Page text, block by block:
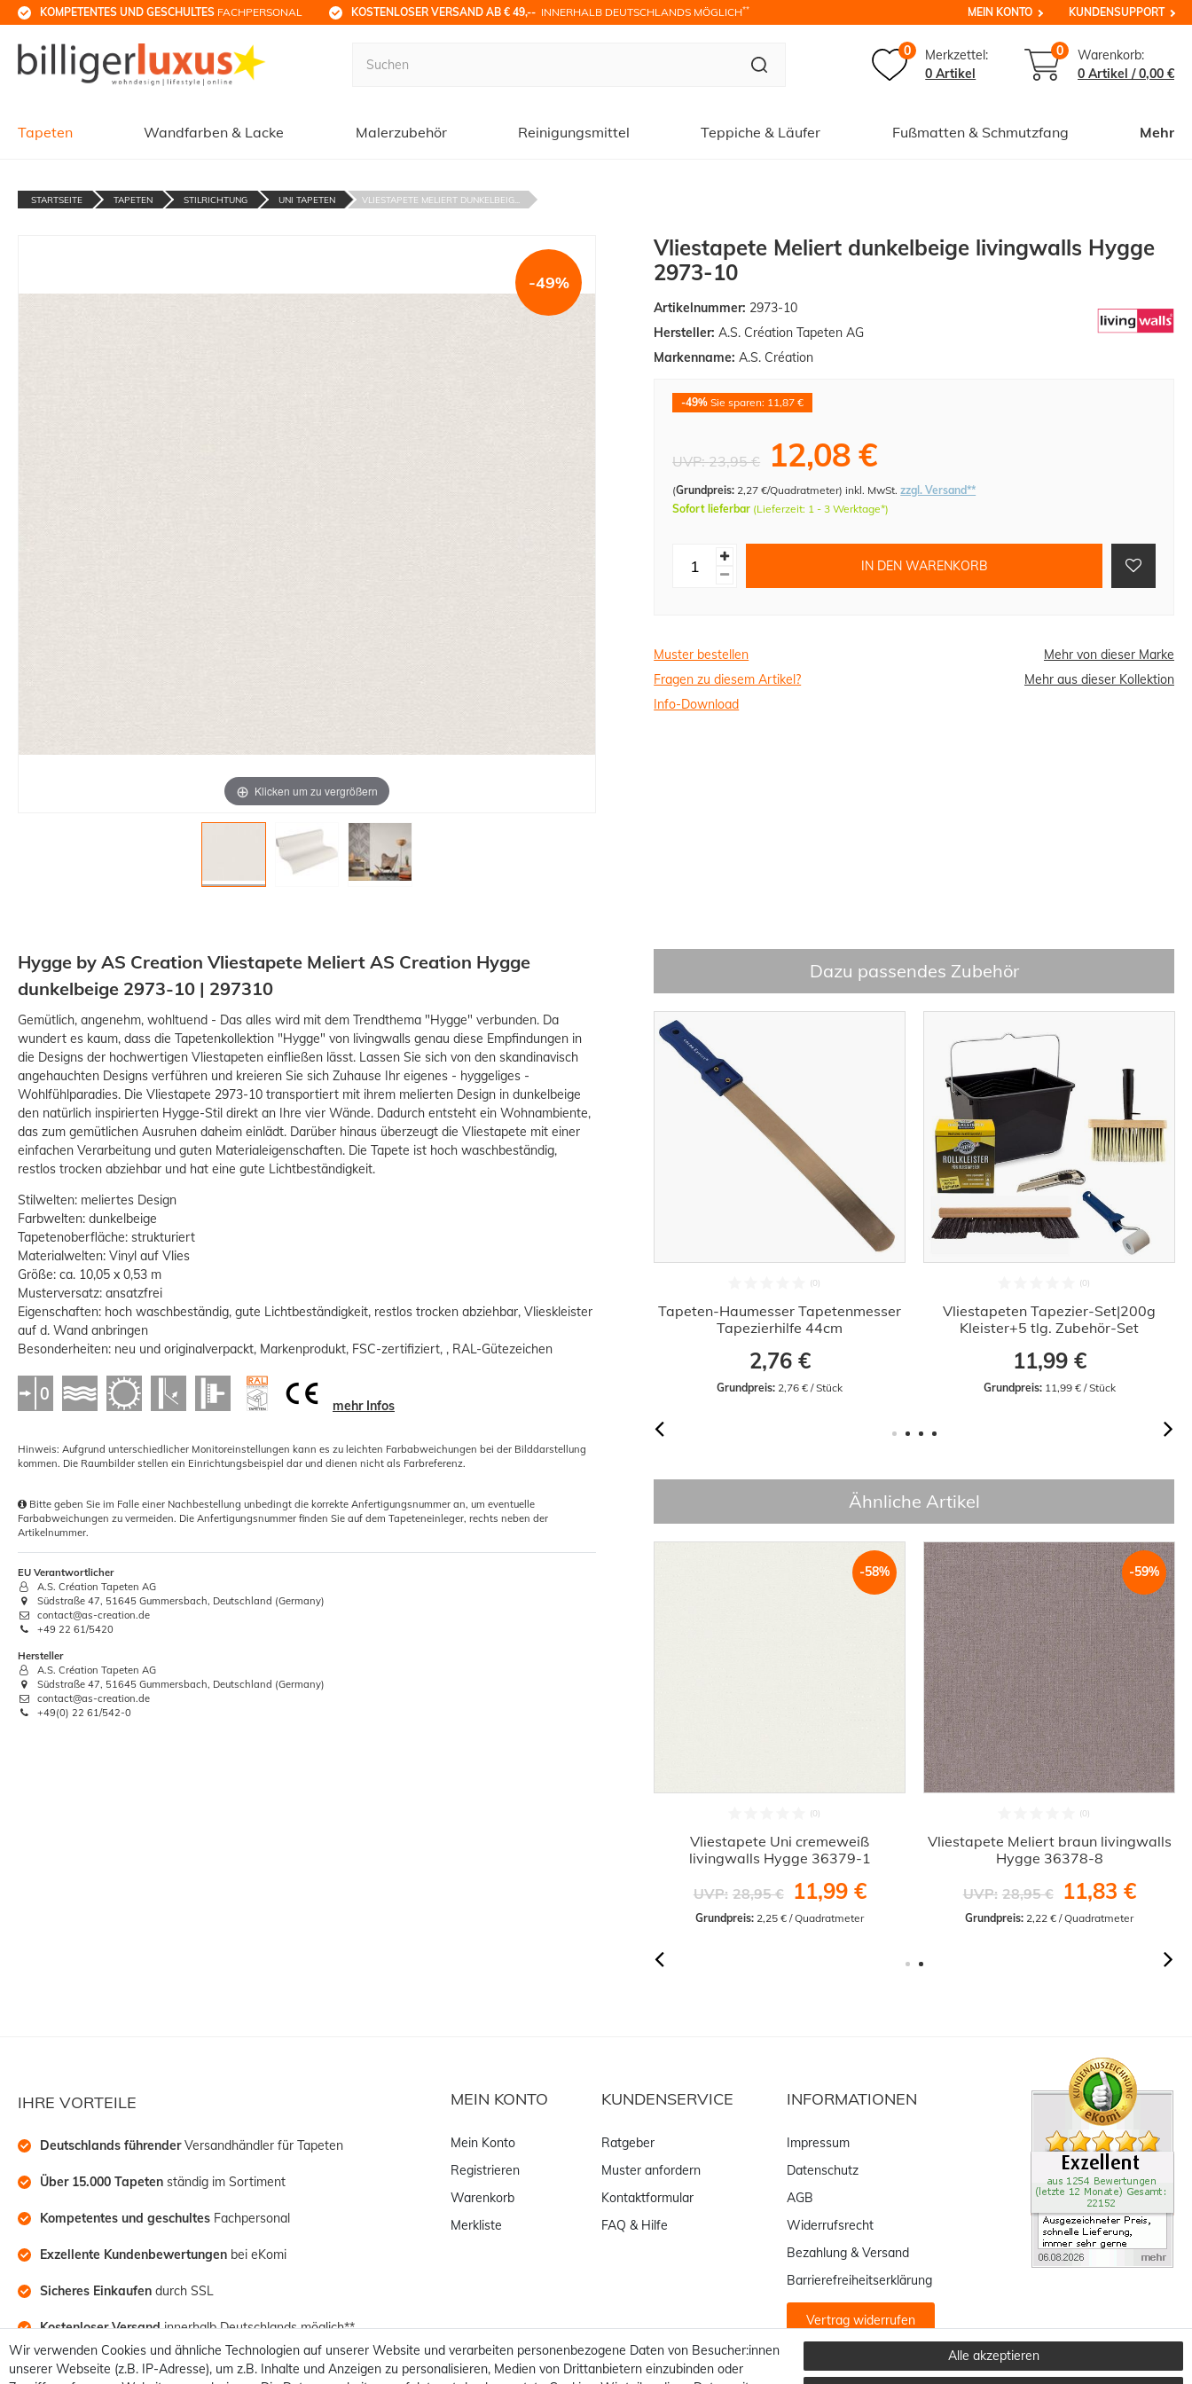
KOMPETENTES UND GESCHULTES FACHPERSONAL KOSTENLOSER VERSAND AB € 49,-- INNERHALB DEUTSCHLANDS MÖGLICH** MEIN KONTO KUNDENSUPPORT
0
Merkzettel:
0 Artikel
0
Warenkorb:
0 Artikel /0,00 €
Tapeten Wandfarben & Lacke Malerzubehör Reinigungsmittel Teppiche & Läufer Fußmatten & Schmutzfang Mehr
STARTSEITE TAPETEN STILRICHTUNG UNI TAPETEN VLIESTAPETE MELIERT DUNKELBEIG...
Klicken um zu vergrößern
-49%
Vliestapete Meliert dunkelbeige livingwalls Hygge
2973-10
Artikelnummer: 2973-10
Hersteller: A.S. Création Tapeten AG
Markenname: A.S. Création
-49% Sie sparen: 11,87 €
UVP:23,95 € 12,08 €
(Grundpreis: 2,27 €/Quadratmeter)inkl. MwSt.zzgl. Versand**
Sofort lieferbar (Lieferzeit: 1 - 3 Werktage*)
IN DEN WARENKORB
Muster bestellen
Mehr von dieser Marke
Fragen zu diesem Artikel?
Mehr aus dieser Kollektion
Info-Download
Hygge by AS Creation Vliestapete Meliert AS Creation Hygge
dunkelbeige 2973-10 | 297310
Gemütlich, angenehm, wohltuend - Das alles wird mit dem Trendthema "Hygge" verbunden. Da
wundert es kaum, dass die Tapetenkollektion "Hygge" von livingwalls genau diese Empfindungen in
die Designs der hochwertigen Vliestapeten einfließen lässt. Lassen Sie sich von den skandinavisch
angehauchten Designs verführen und kreieren Sie sich Zuhause Ihr eigenes - hyggeliges -
Wohlfühlparadies. Die Vliestapete 2973-10 transportiert mit ihrem melierten Design in dunkelbeige
den natürlich inspirierten Hygge-Stil direkt an Ihre vier Wände. Dadurch entsteht ein Wohnambiente,
das zum gemütlichen Ausruhen daheim einlädt. Darüber hinaus überzeugt die Vliestapete mit einer
einfachen Verarbeitung und guten Materialeigenschaften. Die Tapete ist hoch waschbeständig,
restlos trocken abziehbar und hat eine gute Lichtbeständigkeit.
Stilwelten: meliertes Design
Farbwelten: dunkelbeige
Tapetenoberfläche: strukturiert
Materialwelten: Vinyl auf Vlies
Größe: ca. 10,05 x 0,53 m
Musterversatz: ansatzfrei
Eigenschaften: hoch waschbeständig, gute Lichtbeständigkeit, restlos trocken abziehbar, Vlieskleister
auf d. Wand anbringen
Besonderheiten: neu und originalverpackt, Markenprodukt, FSC-zertifiziert, , RAL-Gütezeichen
mehr Infos
Hinweis: Aufgrund unterschiedlicher Monitoreinstellungen kann es zu leichten Farbabweichungen bei der Bilddarstellung
kommen. Die Raumbilder stellen ein Einrichtungsbeispiel dar und dienen nicht als Farbreferenz.
Bitte geben Sie im Falle einer Nachbestellung unbedingt die korrekte Anfertigungsnummer an, um eventuelle
Farbabweichungen zu vermeiden. Die Anfertigungsnummer finden Sie auf dem Tapeteneinleger, rechts neben der
Artikelnummer.
EU Verantwortlicher
A.S. Création Tapeten AG
Südstraße 47, 51645 Gummersbach, Deutschland (Germany)
contact@as-creation.de
+49 22 61/5420
Hersteller
A.S. Création Tapeten AG
Südstraße 47, 51645 Gummersbach, Deutschland (Germany)
contact@as-creation.de
+49(0) 22 61/542-0
Dazu passendes Zubehör
Kleisterbürste Quast Deckenbürste
2,42 €
Grundpreis: 2,42 € / Stück
1x Rollkleister Instant Vlieskleister
2,29 €
Tapeten-Haumesser Tapetenmesser
Tapezierhilfe 44cm
2,76 €
Grundpreis: 2,76 € / Stück
Vliestapeten Tapezier-Set|200g
Kleister+5 tlg. Zubehör-Set
11,99 €
Grundpreis: 11,99 € / Stück
Ähnliche Artikel
-58%
Vliestapete Uni cremeweiß
livingwalls Hygge 36379-1
UVP: 28,95 € 11,99 €
Grundpreis: 2,25 € / Quadratmeter
-59%
Vliestapete Meliert braun livingwalls
Hygge 36378-8
UVP: 28,95 € 11,83 €
Grundpreis: 2,22 € / Quadratmeter
IHRE VORTEILE
Deutschlands führender Versandhändler für Tapeten
Über 15.000 Tapeten ständig im Sortiment
Kompetentes und geschultes Fachpersonal
Exzellente Kundenbewertungen bei eKomi
Sicheres Einkaufen durch SSL
Kostenloser Versand innerhalb Deutschlands möglich**
MEIN KONTO
Mein Konto
Registrieren
Warenkorb
Merkliste
KUNDENSERVICE
Ratgeber
Muster anfordern
Kontaktformular
FAQ & Hilfe
INFORMATIONEN
Impressum
Datenschutz
AGB
Widerrufsrecht
Bezahlung & Versand
Barrierefreiheitserklärung
Vertrag widerrufen
Wir verwenden Cookies und ähnliche Technologien auf unserer Website und verarbeiten personenbezogene Daten von Besucher:innen
unserer Webseite (z.B. IP-Adresse), um z.B. Inhalte und Anzeigen zu personalisieren, Medien von Drittanbietern einzubinden oder
Alle akzeptieren